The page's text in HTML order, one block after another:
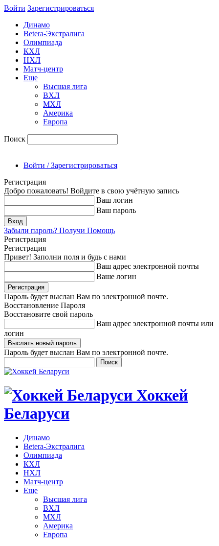
Войти Зарегиcтрироваться
Динамо
Betera-Экстралига
Олимпиада
КХЛ
НХЛ
Матч-центр
Еще
Высшая лига
ВХЛ
МХЛ
Америка
Европа
Поиск
Войти / Зарегистрироваться
Регистрация
Добро пожаловать! Войдите в свою учётную запись
Ваш логин
Ваш пароль
Забыли пароль? Получи Помощь
Регистрация
Регистрация
Привет! Заполни поля и будь с нами
Ваш адрес электронной почты
Ваше логин
Пароль будет выслан Вам по электронной почте.
Восстановление Пароля
Восстановите свой пароль
Ваш адрес электронной почты или
логин
Пароль будет выслан Вам по электронной почте.
Хоккей
Беларуси
Динамо
Betera-Экстралига
Олимпиада
КХЛ
НХЛ
Матч-центр
Еще
Высшая лига
ВХЛ
МХЛ
Америка
Европа